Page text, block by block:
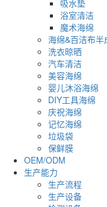
吸水垫
浴室清洁
魔术海绵
海绵&百洁布半
洗衣晾晒
汽车清洁
美容海绵
婴儿沐浴海绵
DIY工具海绵
庆祝海绵
记忆海绵
垃圾袋
保鲜膜
OEM/ODM
生产能力
生产流程
生产设备